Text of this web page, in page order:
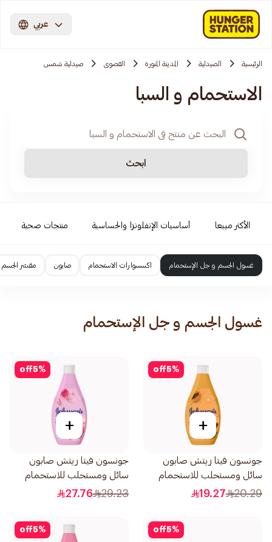
عربي
الرئيسية الصيدلية المدينة المنورة القصوی صيدلية شمس
الاستحمام و السبا
ابحث
الأكثر مبيعا أساسيات الإنفلونزا والحساسية منتجات صحية
غسول الجسم و جل الإستحمام اكسسوارات الاستحمام صابون مقشر الجسم
غسول الجسم و جل الإستحمام
5%
off
+
جونسون فيتا ريتش صابون
سائل ومستحلب للاستحمام
بخلاصة البابايا 250مل
20.29
19.27
5%
off
+
جونسون فيتا ريتش صابون
سائل ومستحلب للاستحمام
بنسيم ماء الورد 400مل
29.23
27.76
5%
off
5%
off